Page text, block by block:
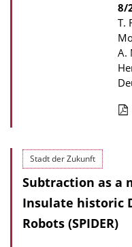
b
l
i
k
a
t
8/
T.
A.
n
l
o
Stadt der Zukunft
Subtraction as a
Insulate historic
Robots (SPIDER)